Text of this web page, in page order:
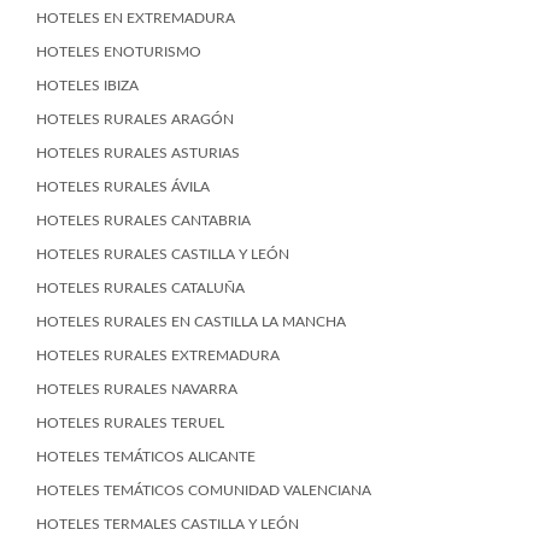
HOTELES EN EXTREMADURA
HOTELES ENOTURISMO
HOTELES IBIZA
HOTELES RURALES ARAGÓN
HOTELES RURALES ASTURIAS
HOTELES RURALES ÁVILA
HOTELES RURALES CANTABRIA
HOTELES RURALES CASTILLA Y LEÓN
HOTELES RURALES CATALUÑA
HOTELES RURALES EN CASTILLA LA MANCHA
HOTELES RURALES EXTREMADURA
HOTELES RURALES NAVARRA
HOTELES RURALES TERUEL
HOTELES TEMÁTICOS ALICANTE
HOTELES TEMÁTICOS COMUNIDAD VALENCIANA
HOTELES TERMALES CASTILLA Y LEÓN